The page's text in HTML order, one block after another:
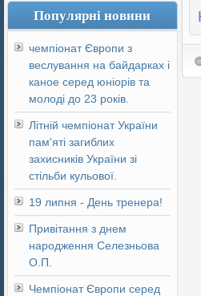
Популярні новини
чемпіонат Європи з
веслування на байдарках і
каное серед юніорів та
молоді до 23 років.
Літній чемпіонат України
пам'яті загиблих
захисників України зі
стільби кульової.
19 липня - День тренера!
Привітання з днем
народження Селезньова
О.П.
Чемпіонат Європи серед